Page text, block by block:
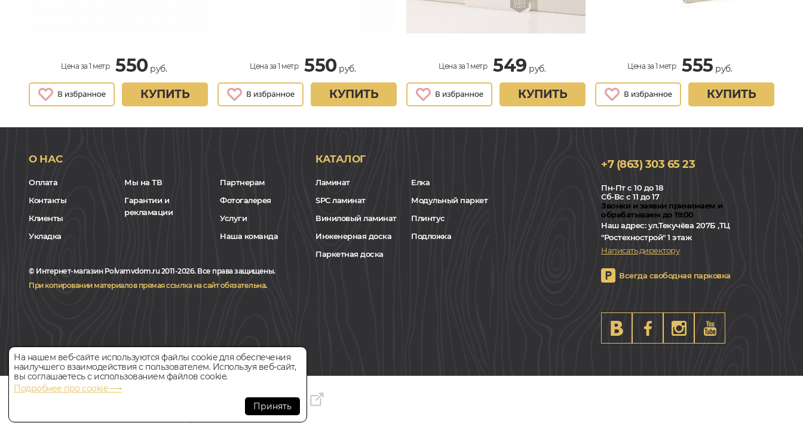
Цена за 1 метр 550руб.
КУПИТЬ
Цена за 1 метр 550руб.
КУПИТЬ
Цена за 1 метр 549 руб.
КУПИТЬ
Цена за 1 метр 555 руб.
КУПИТЬ
О НАС
Оплата
Контакты
Клиенты
Укладка
Мы на ТВ
Гарантии и
рекламации
Партнерам
Фотогалерея
Услуги
Наша команда
КАТАЛОГ
Ламинат
SPC ламинат
Виниловый ламинат
Инженерная доска
Паркетная доска
Елка
Модульный паркет
Плинтус
Подложка
+7 (863) 303 65 23
Пн-Пт с 10 до 18
Сб-Вс с 11 до 17
Звонки и заявки принимаем и
обрабатываем до 19:00
Наш адрес:ул.Текучёва 207Б ,ТЦ
"Ростехнострой" 1 этаж
Написать директору
Всегда свободная парковка
© Интернет-магазин Polvamvdom.ru 2011-2026. Все права защищены.
При копировании материалов прямая ссылка на сайт обязательна.
На нашем веб-сайте используются файлы cookie для обеспечения
наилучшего взаимодействия с пользователем. Используя веб-сайт,
вы соглашаетесь с использованием файлов cookie.
Подробнее про cookie ⟶
Принять